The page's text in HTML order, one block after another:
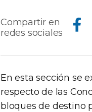
Compartir en
redes sociales
Compartir en Facebook
En esta sección se
respecto de las
bloques de destino